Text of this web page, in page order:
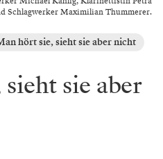
Schlagwerker Maximilian Thummerer.
hört sie, sieht sie aber nicht
sie aber